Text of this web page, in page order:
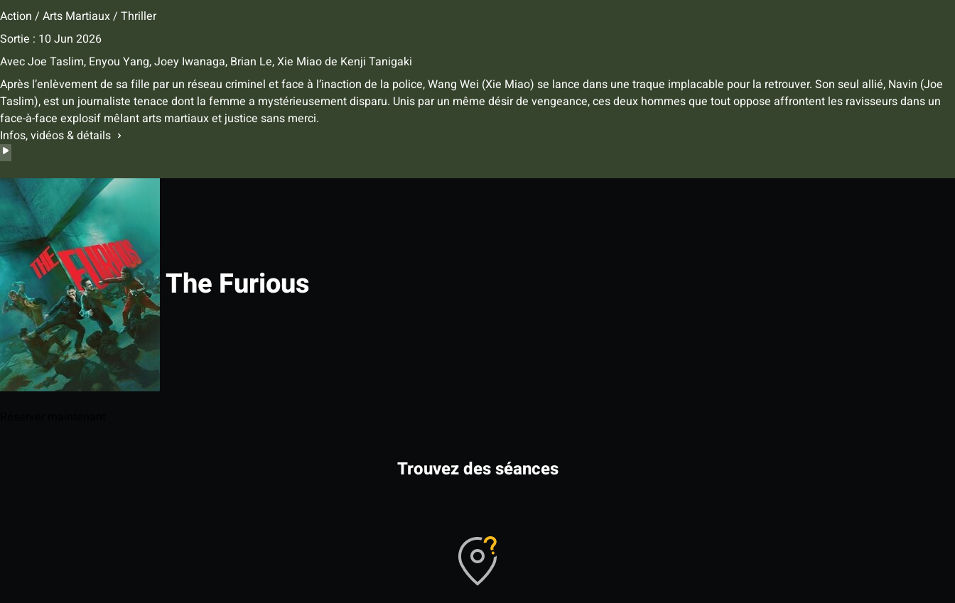
Action / Arts Martiaux / Thriller
Sortie : 10 Jun 2026
AvecJoe Taslim, Enyou Yang,Joey Iwanaga, Brian Le,Xie Miaode Kenji Tanigaki
Après l’enlèvement de sa fille par un réseau criminel et face à l’inaction de la police, Wang Wei (Xie Miao) se lance dans une traque implacable pour la retrouver. Son seul allié, Navin (Joe
Taslim), est un journaliste tenace dont la femme a mystérieusement disparu. Unis par un même désir de vengeance, ces deux hommes que tout oppose affrontent les ravisseurs dans un
face-à-face explosif mêlant arts martiaux et justice sans merci.
Infos, vidéos & détails
The Furious
Trouvez des séances